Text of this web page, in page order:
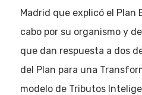
Madrid que explicó el Plan
cabo por su organismo y
que dan respuesta a dos
del Plan para una
modelo de Tributos